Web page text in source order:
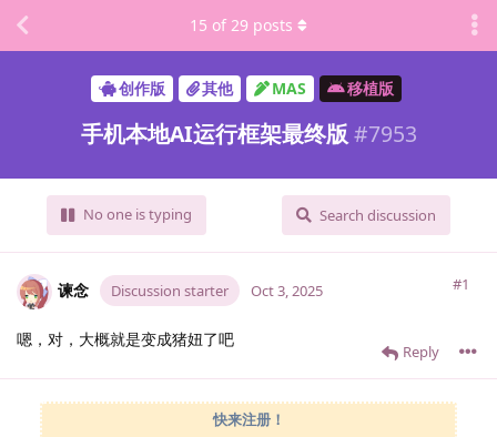
创作版 其他 MAS 移植版
手机本地AI运行框架最终版 #7953
No one is typing Search discussion
15 of 29 posts
谏念 Discussion starter #1
Oct 3, 2025
嗯，对，大概就是变成猪妞了吧
Reply
快来注册！